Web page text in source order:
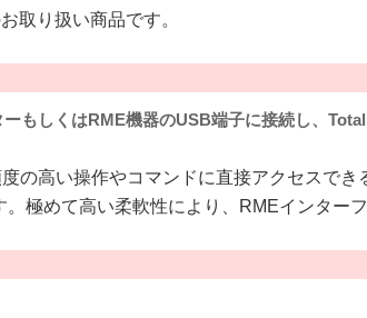
取り扱い商品です。
もしくはRME機器のUSB端子に接続し、
の高い操作やコマンドに直接アクセスで
極めて高い柔軟性により、RMEインター